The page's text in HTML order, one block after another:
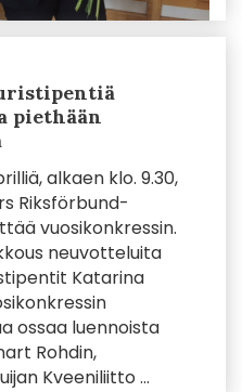
piethään
alkaen klo. 9.30,
Riksförbund-
vuosikonkressin.
neuvotteluita
Katarina
ossaa luennoista
Rohdin,
Kveeniliitto ...